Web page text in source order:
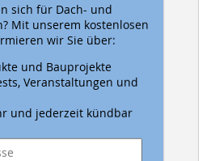
Bauwagen aus Holz
mit EPDM
Tragwerk aus
sich für Dach- und
Mit unserem kostenlosen
wir Sie über:
und Bauprojekte
Veranstaltungen und
und jederzeit kündbar